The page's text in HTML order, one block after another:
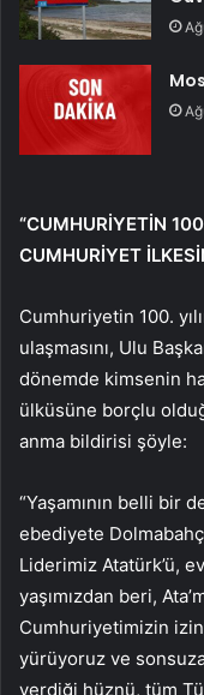
“CUMHURİYETİN
CUMHURİYET
Cumhuriyetin 100.
ulaşmasını, Ulu
dönemde kimsenin
ülküsüne borçlu
anma bildirisi şöyle:
“Yaşamının belli bir
ebediyete
Liderimiz Atatürk’ü,
yaşımızdan beri,
Cumhuriyetimizin
yürüyoruz ve sonsuza
verdiği hüznü, tüm